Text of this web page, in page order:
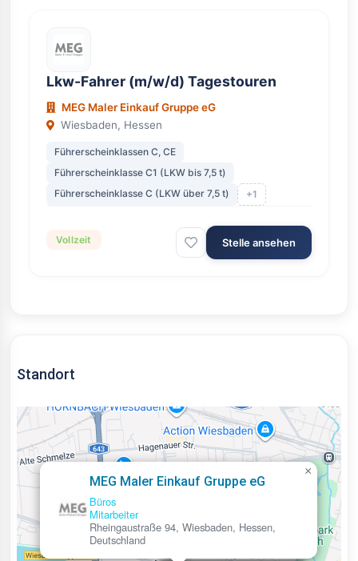
Lkw-Fahrer (m/w/d) Tagestouren
MEG Maler Einkauf Gruppe eG
Wiesbaden, Hessen
Führerscheinklassen C, CE
Führerscheinklasse C1 (LKW bis 7,5 t)
Führerscheinklasse C (LKW über 7,5 t)
+1
Vollzeit Stelle ansehen
Standort
MEG Maler Einkauf Gruppe eG
Büros
Mitarbeiter
Rheingaustraße 94, Wiesbaden, Hessen,
Deutschland
×